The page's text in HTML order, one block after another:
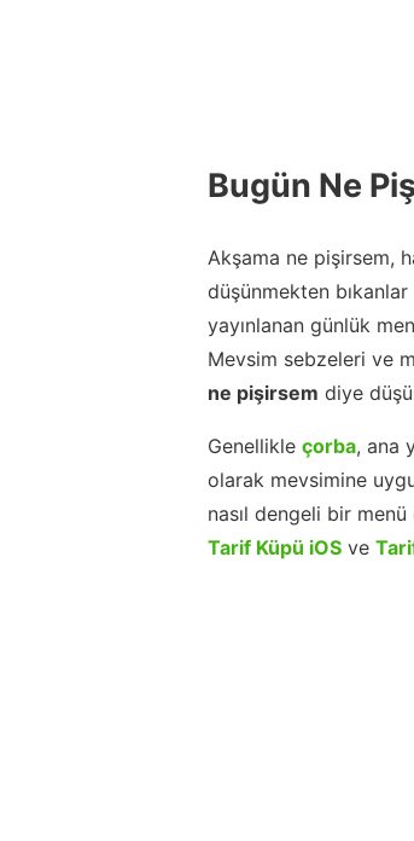
Bugün Ne
Akşama ne pişirsem,
düşünmekten
yayınlanan günlük
Mevsim sebzeleri ve
ne pişirsem diye
Genellikle çorba, ana
olarak mevsimine
nasıl dengeli bir
Tarif Küpü iOS ve